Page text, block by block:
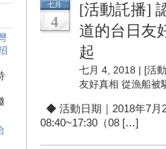
七月
4
[活動託播]
道的台日友
起
七月 4, 2018 | [活
友好真相 從漁船被
◆ 活動日期｜2018年7月
08:40~17:30（08 […]